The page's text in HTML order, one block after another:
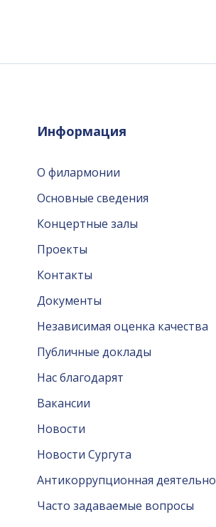
Информация
О филармонии
Основные сведения
Концертные залы
Проекты
Контакты
Документы
Независимая оценка качества
Публичные доклады
Нас благодарят
Вакансии
Новости
Новости Сургута
Антикоррупционная
Часто задаваемые вопросы